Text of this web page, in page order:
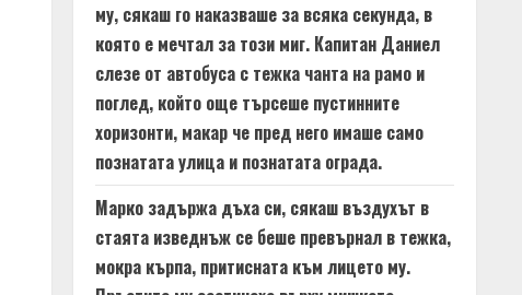
му, сякаш го наказваше за всяка секунда, в
която е мечтал за този миг. Капитан Даниел
слезе от автобуса с тежка чанта на рамо и
поглед, който още търсеше пустинните
хоризонти, макар че пред него имаше само
познатата улица и познатата ограда.
Марко задържа дъха си, сякаш въздухът в
стаята изведнъж се беше превърнал в тежка,
мокра кърпа, притисната към лицето му.